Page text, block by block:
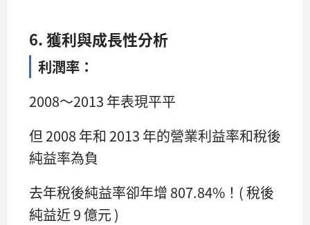
6. 獲利與成長性分析
利潤率：
2008～2013 年表現平平
但 2008 年和 2013 年的營業利益率和稅後
純益率為負
去年稅後純益率卻年增 807.84%！( 稅後
純益近 9 億元 )